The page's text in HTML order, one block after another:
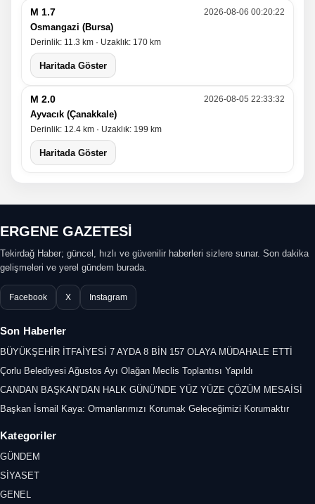
M 1.7 2026-08-06 00:20:22
Osmangazi (Bursa)
Derinlik: 11.3 km · Uzaklık: 170 km
Haritada Göster
M 2.0 2026-08-05 22:33:32
Ayvacık (Çanakkale)
Derinlik: 12.4 km · Uzaklık: 199 km
Haritada Göster
ERGENE GAZETESİ
Tekirdağ Haber; güncel, hızlı ve güvenilir haberleri sizlere sunar. Son dakika
gelişmeleri ve yerel gündem burada.
Facebook X Instagram
Son Haberler
BÜYÜKŞEHİR İTFAİYESİ 7 AYDA 8 BİN 157 OLAYA MÜDAHALE ETTİ
Çorlu Belediyesi Ağustos Ayı Olağan Meclis Toplantısı Yapıldı
CANDAN BAŞKAN’DAN HALK GÜNÜ’NDE YÜZ YÜZE ÇÖZÜM MESAİSİ
Başkan İsmail Kaya: Ormanlarımızı Korumak Geleceğimizi Korumaktır
Kategoriler
GÜNDEM
SİYASET
GENEL